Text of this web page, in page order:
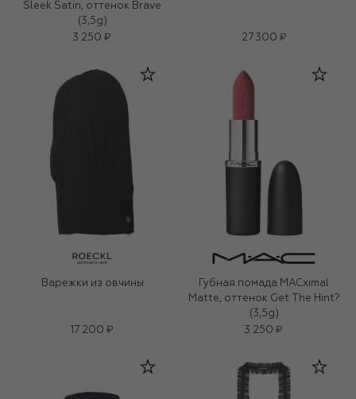
Sleek Satin, оттенок Brave
(3,5g)
3 250 ₽
27 300 ₽
Варежки из овчины
17 200 ₽
Губная помада MACximal
Matte, оттенок Get The Hint?
(3,5g)
3 250 ₽